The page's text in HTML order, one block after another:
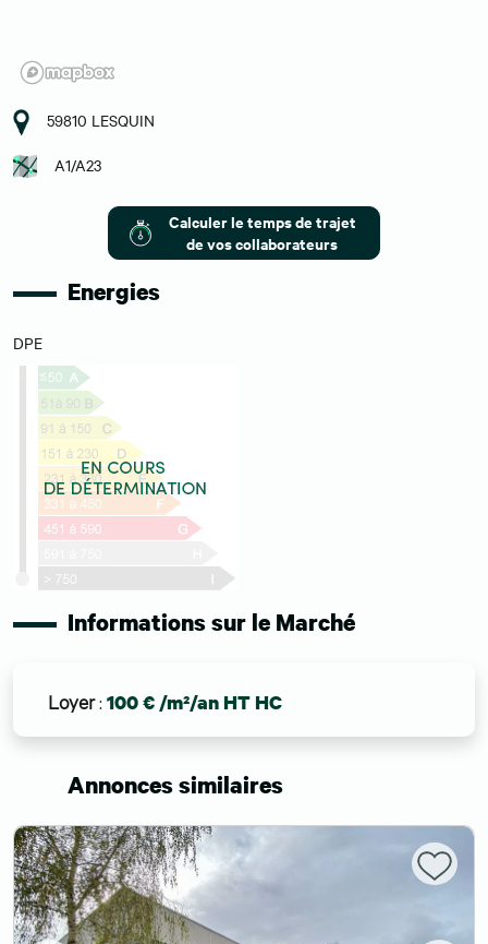
59810 LESQUIN
A1/A23
Calculer le temps de trajet
de vos collaborateurs
Energies
DPE
Informations sur le Marché
Loyer: 100 € /m²/an HT HC
Annonces similaires